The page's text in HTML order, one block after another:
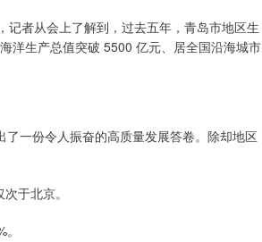
者从会上了解到，过去五年，青岛市地区生
洋生产总值突破 5500 亿元、居全国沿海城市
一份令人振奋的高质量发展答卷。除却地区
于北京。